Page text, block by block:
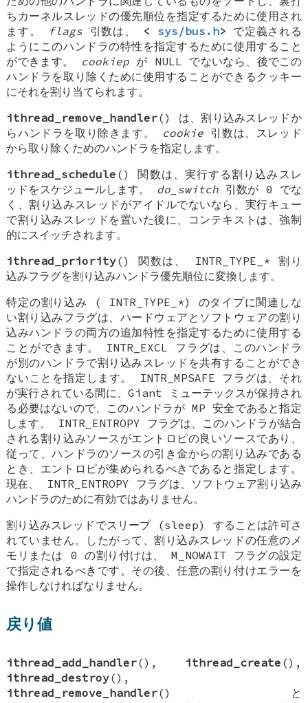
ちカーネルスレッドの優先順位を指定するために使用され
ます。
flags 引数は、 < sys/bus.h> で定義される
ようにこのハンドラの特性を指定するために使用すること
ができます。
cookiepが NULL
でないなら、後でこの
ハンドラを取り除くために使用することができるクッキー
にそれを割り当てられます。
ithread_remove_handler() は、割り込みスレッドか
らハンドラを取り除きます。
cookie引数は、スレッド
から取り除くためのハンドラを指定します。
ithread_schedule () 関数は、実行する割り込みスレ
ッドをスケジュールします。 do_switch 引数が 0 でな
く、割り込みスレッドがアイドルでないなら、実行キュー
で割り込みスレッドを置いた後に、コンテキストは、強制
的にスイッチされます。
ithread_priority() 関数は、 INTR_TYPE_* 割り
込みフラグを割り込みハンドラ優先順位に変換します。
特定の割り込み ( INTR_TYPE_*) のタイプに関連しな
い割り込みフラグは、ハードウェアとソフトウェアの割り
込みハンドラの両方の追加特性を指定するために使用する
ことができます。 INTR_EXCL
フラグは、このハンドラ
が別のハンドラで割り込みスレッドを共有することができ
ないことを指定します。
INTR_MPSAFE フラグは、それ
が実行されている間に、Giant ミューテックスが保持され
る必要はないので、このハンドラが MP 安全であると指定
します。
INTR_ENTROPY フラグは、このハンドラが結合
される割り込みソースがエントロピの良いソースであり、
従って、ハンドラのソースの引き金からの割り込みである
とき、エントロピが集められるべきであると指定します。
現在、
INTR_ENTROPY フラグは、ソフトウェア割り込み
ハンドラのために有効ではありません。
割り込みスレッドでスリープ (sleep) することは許可さ
れていません。したがって、割り込みスレッドの任意のメ
モリまたは 0 の割り付けは、M_NOWAIT フラグの設定
で指定されるべきです。その後、任意の割り付けエラーを
操作しなければなりません。
戻り値
ithread_add_handler(), ithread_create (),
ithread_destroy(),
ithread_remove_handler() と